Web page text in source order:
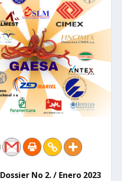
Dossier No 2. / Enero 2023